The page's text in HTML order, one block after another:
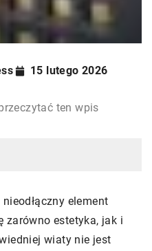
15 lutego 2026
ten wpis
element
zarówno estetyka, jak i
wiaty nie jest